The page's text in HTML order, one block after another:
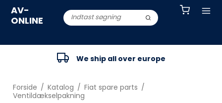
AV-
ONLINE
We ship all over europe
Forside / Katalog / Fiat spare parts /
Ventildækselpakning